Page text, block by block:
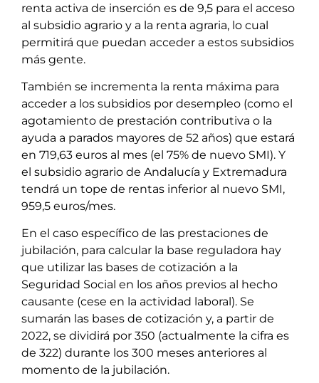
renta activa de inserción es de 9,5 para el acceso
al subsidio agrario y a la renta agraria, lo cual
permitirá que puedan acceder a estos subsidios
más gente.
También se incrementa la renta máxima para
acceder a los subsidios por desempleo (como el
agotamiento de prestación contributiva o la
ayuda a parados mayores de 52 años) que estará
en 719,63 euros al mes (el 75% de nuevo SMI). Y
el subsidio agrario de Andalucía y Extremadura
tendrá un tope de rentas inferior al nuevo SMI,
959,5 euros/mes.
En el caso específico de las prestaciones de
jubilación, para calcular la base reguladora hay
que utilizar las bases de cotización a la
Seguridad Social en los años previos al hecho
causante (cese en la actividad laboral). Se
sumarán las bases de cotización y, a partir de
2022, se dividirá por 350 (actualmente la cifra es
de 322) durante los 300 meses anteriores al
momento de la jubilación.